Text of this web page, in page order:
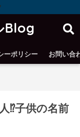
Blog
ーポリシー お問い合
⁉︎子供の名前